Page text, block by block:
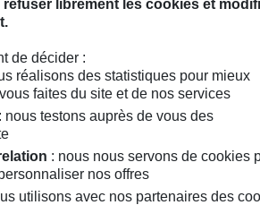
en 2004, 2006, 2014 et 2016.
à des institutions telles que
Artibus, Le musée palestinien, Société
librement les cookies et
de décider :
réalisons des statistiques pour mieux
faites du site et de nos services
: nous testons auprès de vous des
: nous nous servons de cookies
nos offres
utilisons avec nos partenaires des